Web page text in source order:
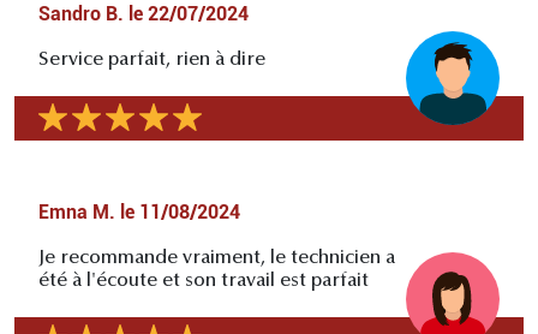
Sandro B. le 22/07/2024
Service parfait, rien à dire
Emna M. le 11/08/2024
Je recommande vraiment, le technicien a
été à l'écoute et son travail est parfait